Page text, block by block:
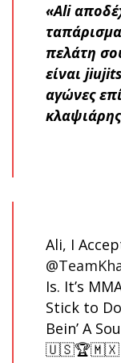
«Ali
πελάτη
είναι
αγώνες
Ali, I
Is. It’s
Stick to
Bein’ A
🇺🇸🏆🇲🇽